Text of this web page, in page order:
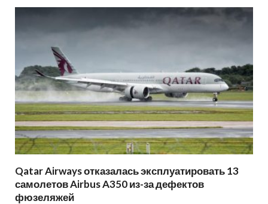
Qatar Airways отказалась эксплуатировать 13
самолетов Airbus A350 из-за дефектов
фюзеляжей